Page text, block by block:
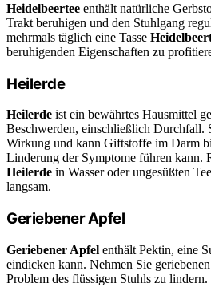
Heidelbeertee enthält natürliche
Trakt beruhigen und den Stuhlgang
mehrmals täglich eine Tasse
beruhigenden Eigenschaften zu
Heilerde
Heilerde ist ein bewährtes Hausmittel
Beschwerden, einschließlich Durchfall.
Wirkung und kann Giftstoffe im Darm
Linderung der Symptome führen kann.
Heilerde in Wasser oder ungesüßten
langsam.
Geriebener Apfel
Geriebener Apfel enthält Pektin, eine
eindicken kann. Nehmen Sie
Problem des flüssigen Stuhls zu lindern.